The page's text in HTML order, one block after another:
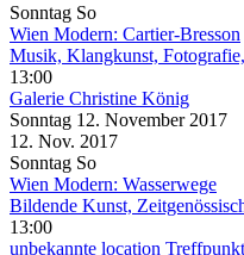
Sonntag So
Wien Modern: Cartier-Bresson
Musik, Klangkunst,
13:00
Galerie Christine König
Sonntag 12. November 2017
12. Nov. 2017
Sonntag So
Wien Modern: Wasserwege
Bildende Kunst,
13:00
unbekannte location